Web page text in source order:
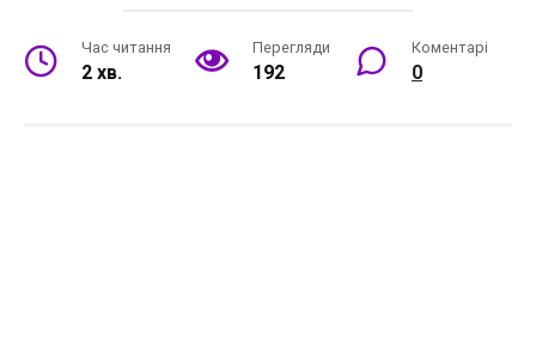
Час читання
2 хв.
Перегляди
192
Коментарі
0